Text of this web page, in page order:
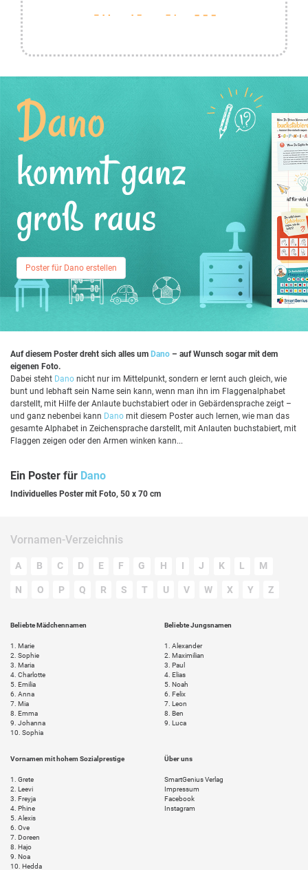
Dano
kommt ganz
groß raus
Poster für Dano erstellen
Auf diesem Poster dreht sich alles um Dano – auf Wunsch sogar mit dem
eigenen Foto.
Dabei steht Dano nicht nur im Mittelpunkt, sondern er lernt auch gleich, wie
bunt und lebhaft sein Name sein kann, wenn man ihn im Flaggenalphabet
darstellt, mit Hilfe der Anlaute buchstabiert oder in Gebärdensprache zeigt –
und ganz nebenbei kann Dano mit diesem Poster auch lernen, wie man das
gesamte Alphabet in Zeichensprache darstellt, mit Anlauten buchstabiert, mit
Flaggen zeigen oder den Armen winken kann...
Ein Poster für Dano
Individuelles Poster mit Foto, 50 x 70 cm
Vornamen-Verzeichnis
A B C D E F G H I J K L M
N O P Q R S T U V W X Y Z
Beliebte Mädchennamen
1.
Marie
2. Sophie
3. Maria
4. Charlotte
5. Emilia
6. Anna
7. Mia
8. Emma
9. Johanna
10. Sophia
Beliebte Jungsnamen
1.
Alexander
2. Maximilian
3. Paul
4. Elias
5. Noah
6. Felix
7. Leon
8. Ben
9. Luca
Vornamen mit hohem Sozialprestige
1.
Grete
2. Leevi
3. Freyja
4. Phine
5. Alexis
6. Ove
7. Doreen
8. Hajo
9. Noa
10. Hedda
Über uns
SmartGenius Verlag
Impressum
Facebook
Instagram